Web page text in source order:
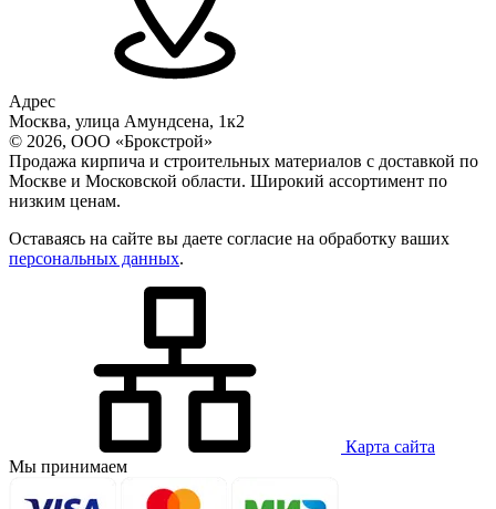
Адрес
Москва, улица Амундсена, 1к2
© 2026, ООО «Брокстрой»
Продажа кирпича и строительных материалов с доставкой по
Москве и Московской области. Широкий ассортимент по
низким ценам.
Оставаясь на сайте вы даете согласие на обработку ваших
персональных данных.
Карта сайта
Мы принимаем